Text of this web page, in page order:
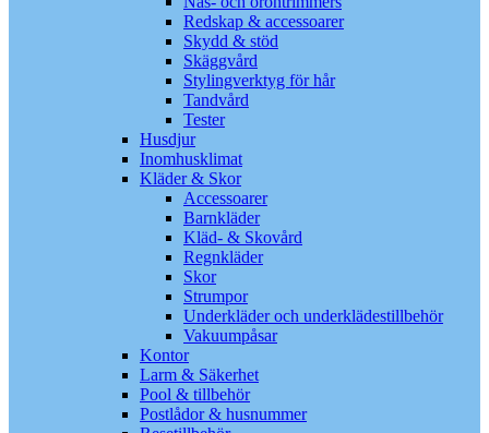
Redskap & accessoarer
Skydd & stöd
Skäggvård
Stylingverktyg för hår
Tandvård
Tester
Husdjur
Inomhusklimat
Kläder & Skor
Accessoarer
Barnkläder
Kläd- & Skovård
Regnkläder
Skor
Strumpor
Underkläder och underklädestillbehör
Vakuumpåsar
Kontor
Larm & Säkerhet
Pool & tillbehör
Postlådor & husnummer